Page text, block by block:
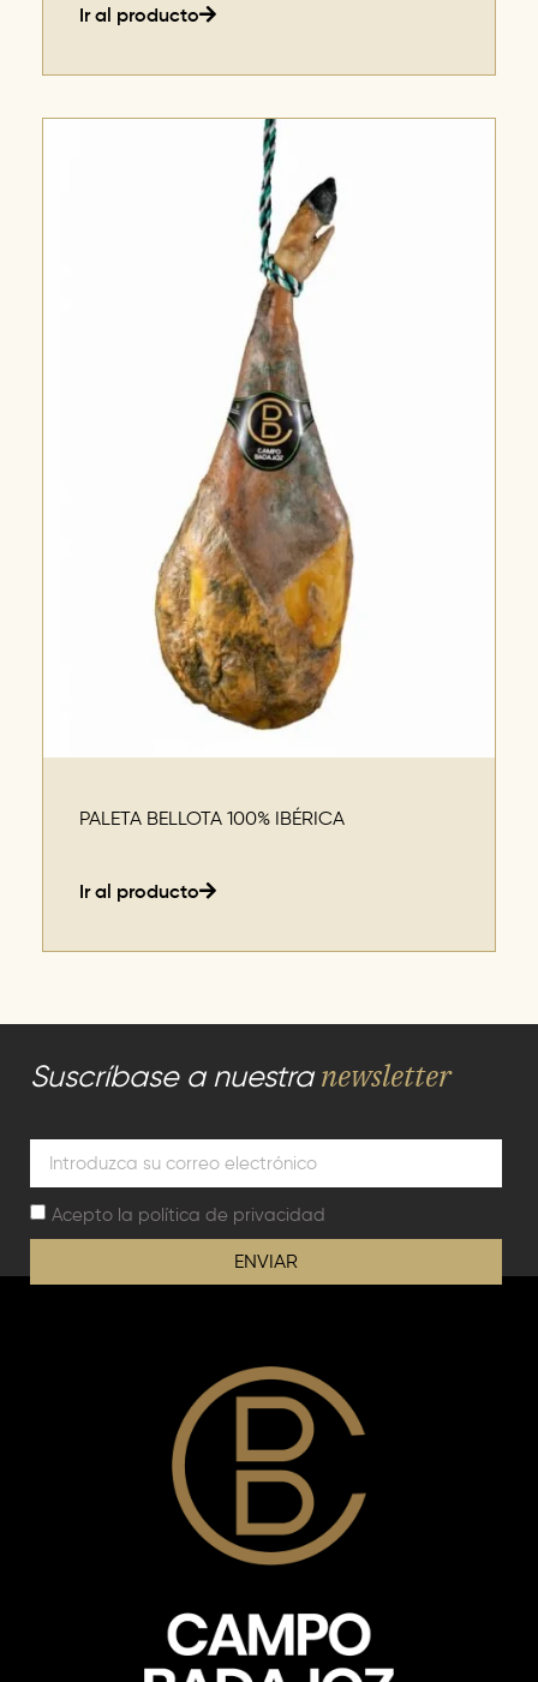
Ir al producto
PALETA BELLOTA 100% IBÉRICA
Ir al producto
Suscríbase a nuestra newsletter
Acepto la política de privacidad
ENVIAR